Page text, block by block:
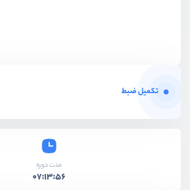
تکمیل ضبط
مدت دوره
07:13:56